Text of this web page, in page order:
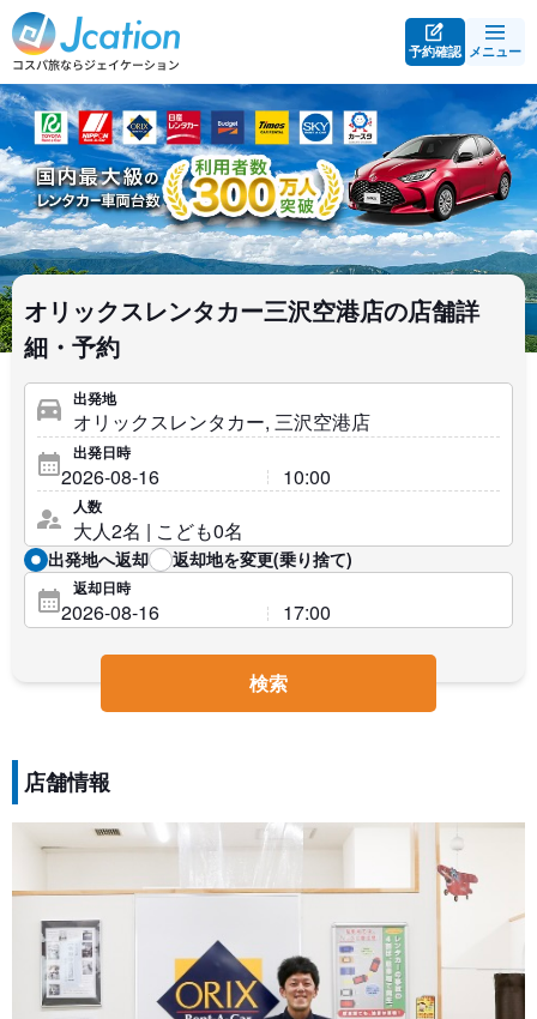
予約確認 メニュー
オリックスレンタカー三沢空港店の店舗詳
細・予約
出発地
出発日時
人数
出発地へ返却 返却地を変更(乗り捨て)
返却日時
検索
店舗情報